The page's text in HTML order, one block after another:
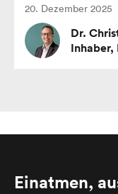
20. Dezember 2025
Dr.
Inhaber,
Einatmen,